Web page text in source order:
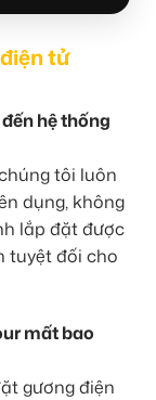
tử
hệ thống
tôi luôn
dụng, không
lắp đặt được
tuyệt đối cho
mất bao
gương điện